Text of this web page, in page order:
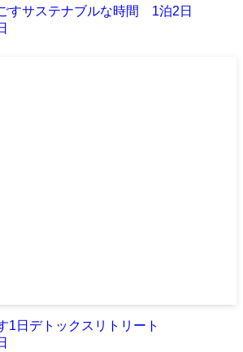
すサステナブルな時間 1泊2日
1日デトックスリトリート